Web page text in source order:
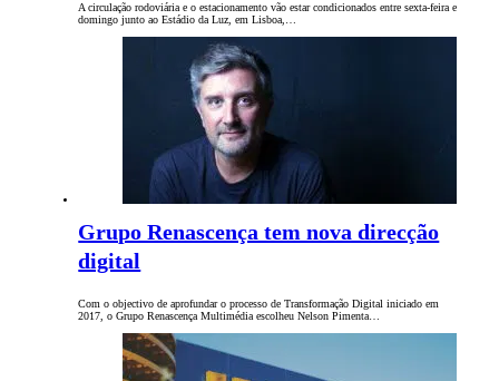
A circulação rodoviária e o estacionamento vão estar condicionados entre sexta-feira e
domingo junto ao Estádio da Luz, em Lisboa,…
Grupo Renascença tem nova direcção
digital
Com o objectivo de aprofundar o processo de Transformação Digital iniciado em
2017, o Grupo Renascença Multimédia escolheu Nelson Pimenta…